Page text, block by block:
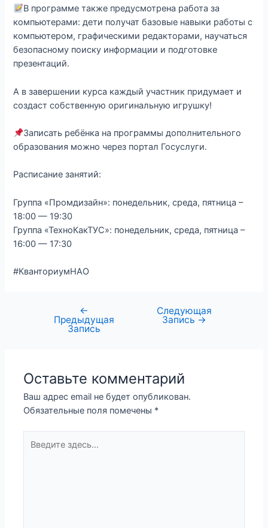
В программе также предусмотрена работа за
компьютерами: дети получат базовые навыки работы с
компьютером, графическими редакторами, научаться
безопасному поиску информации и подготовке
презентаций.
А в завершении курса каждый участник придумает и
создаст собственную оригинальную игрушку!
Записать ребёнка на программы дополнительного
образования можно через портал Госуслуги.
Расписание занятий:
Группа «Промдизайн»: понедельник, среда, пятница –
18:00 — 19:30
Группа «ТехноКакТУС»: понедельник, среда, пятница –
16:00 — 17:30
#КванториумНАО
←
Предыдущая
Запись
Следующая
Запись →
Оставьте комментарий
Ваш адрес email не будет опубликован.
Обязательные поля помечены *
здесь...